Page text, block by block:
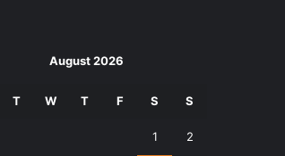
August 2026
T W T F S S
1 2